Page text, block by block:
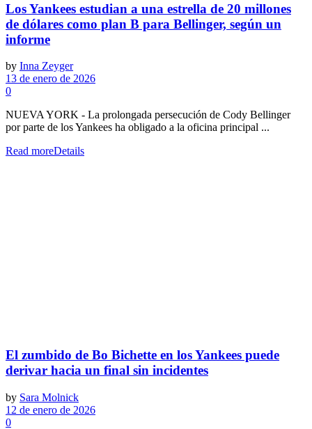
Los Yankees estudian a una estrella de 20 millones
de dólares como plan B para Bellinger, según un
informe
by Inna Zeyger
13 de enero de 2026
0
NUEVA YORK - La prolongada persecución de Cody Bellinger
por parte de los Yankees ha obligado a la oficina principal ...
Read moreDetails
El zumbido de Bo Bichette en los Yankees puede
derivar hacia un final sin incidentes
by Sara Molnick
12 de enero de 2026
0